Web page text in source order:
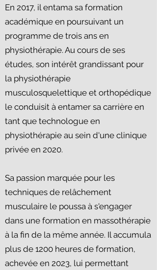
En 2017, il entama sa formation
académique en poursuivant un
programme de trois ans en
physiothérapie. Au cours de ses
études, son intérêt grandissant pour
la physiothérapie
musculosquelettique et orthopédique
le conduisit à entamer sa carrière en
tant que technologue en
physiothérapie au sein d'une clinique
privée en 2020.
Sa passion marquée pour les
techniques de relâchement
musculaire le poussa à s'engager
dans une formation en massothérapie
à la fin de la même année. Il accumula
plus de 1200 heures de formation,
achevée en 2023, lui permettant